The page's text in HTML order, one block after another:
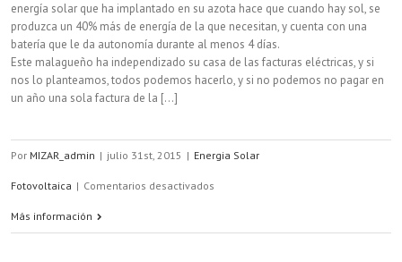
energía solar que ha implantado en su azota hace que cuando hay sol, se
produzca un 40% más de energía de la que necesitan, y cuenta con una
batería que le da autonomía durante al menos 4 días.
Este malagueño ha independizado su casa de las facturas eléctricas, y si
nos lo planteamos, todos podemos hacerlo, y si no podemos no pagar en
un año una sola factura de la [...]
Por MIZAR_admin | julio 31st, 2015 | Energia Solar
Fotovoltaica | Comentarios desactivados
Más información